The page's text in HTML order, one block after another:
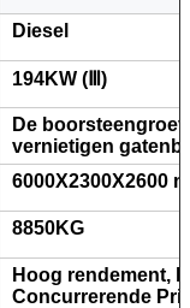
Diesel
194KW (Ⅲ)
De
vernietigen
6000X2300X2600
8850KG
Hoog rendement,
Concurrerende